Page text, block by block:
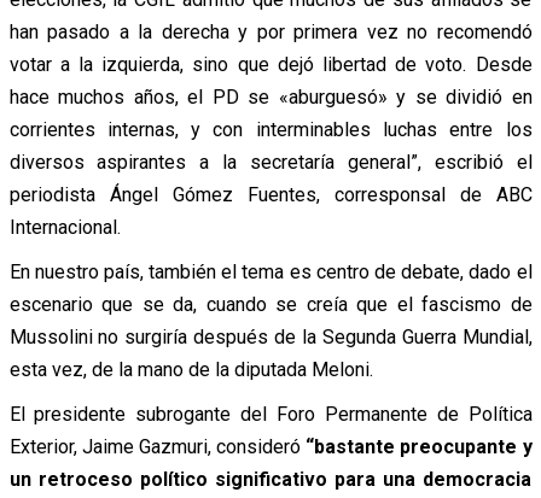
han pasado a la derecha y por primera vez no recomendó
votar a la izquierda, sino que dejó libertad de voto. Desde
hace muchos años, el PD se «aburguesó» y se dividió en
corrientes internas, y con interminables luchas entre los
diversos aspirantes a la secretaría general”, escribió el
periodista Ángel Gómez Fuentes, corresponsal de ABC
Internacional.
En nuestro país, también el tema es centro de debate, dado el
escenario que se da, cuando se creía que el fascismo de
Mussolini no surgiría después de la Segunda Guerra Mundial,
esta vez, de la mano de la diputada Meloni.
El presidente subrogante del Foro Permanente de Política
Exterior, Jaime Gazmuri, consideró “bastante preocupante y
un retroceso político significativo para una democracia